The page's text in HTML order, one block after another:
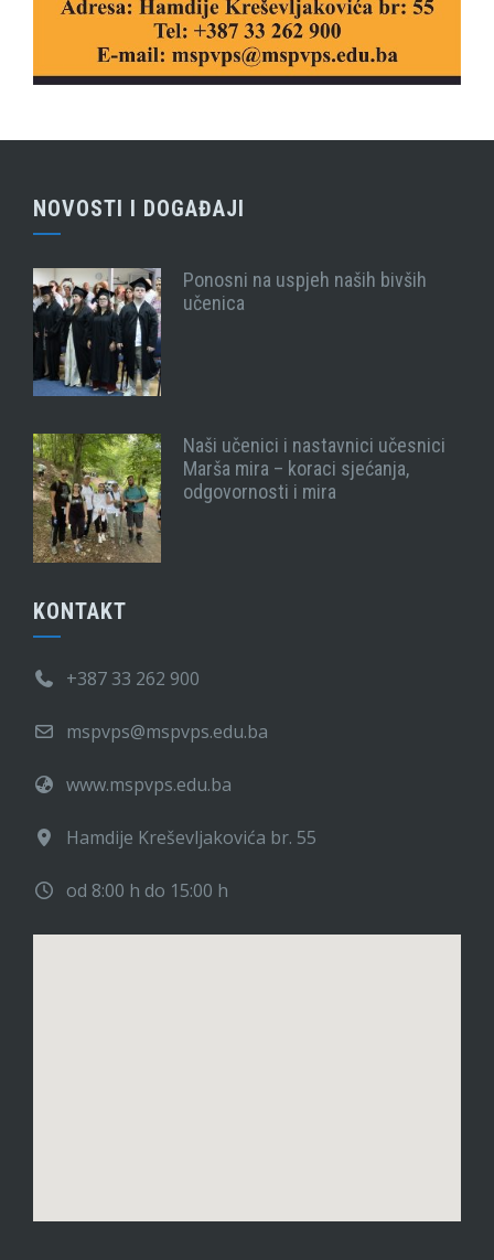
NOVOSTI I DOGAĐAJI
Ponosni na uspjeh naših bivših
učenica
Naši učenici i nastavnici učesnici
Marša mira – koraci sjećanja,
odgovornosti i mira
KONTAKT
+387 33 262 900
mspvps@mspvps.edu.ba
www.mspvps.edu.ba
Hamdije Kreševljakovića br. 55
od 8:00 h do 15:00 h